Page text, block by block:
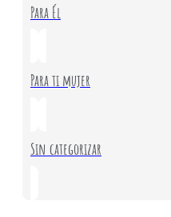
Para Él
Para ti mujer
Sin categorizar